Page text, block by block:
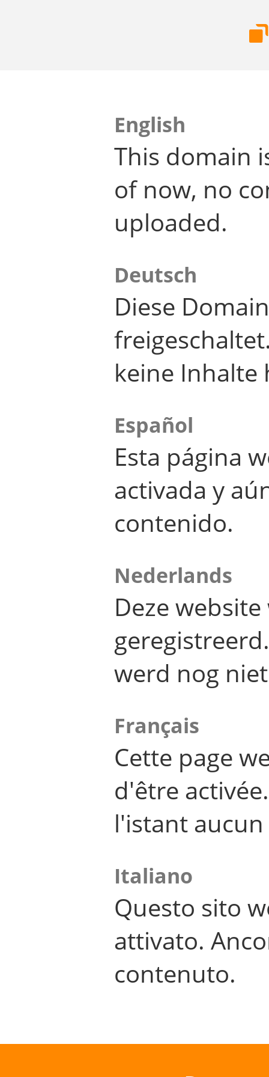
English
This domain
of now, no
uploaded.
Deutsch
Diese
keine Inhalte
Español
Esta página
activada y
contenido.
Nederlands
Deze
werd nog
Français
Cette page
d'être
l'istant
Italiano
Questo sito
attivato.
contenuto.